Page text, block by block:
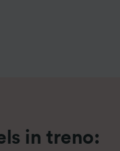
in treno: